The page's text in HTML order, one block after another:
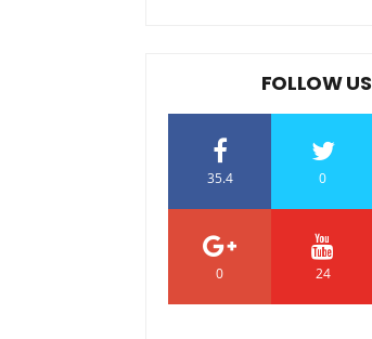
FOLLOW US
35.4 0
0 24